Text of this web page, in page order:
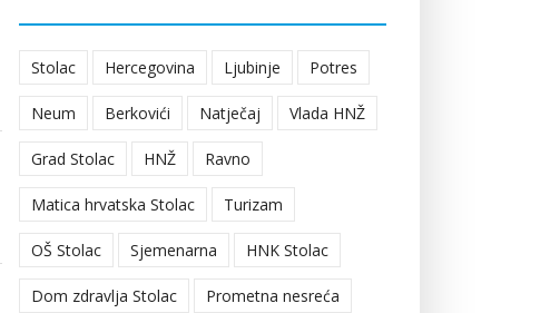
Stolac Hercegovina Ljubinje Potres
Neum Berkovići Natječaj Vlada HNŽ
Grad Stolac HNŽ Ravno
Matica hrvatska Stolac Turizam
OŠ Stolac Sjemenarna HNK Stolac
Dom zdravlja Stolac Prometna nesreća